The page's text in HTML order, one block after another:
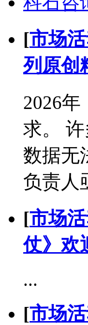
[市场
列原创
2026
求。
数据无
负责人
[市场
仗》欢
...
[市场